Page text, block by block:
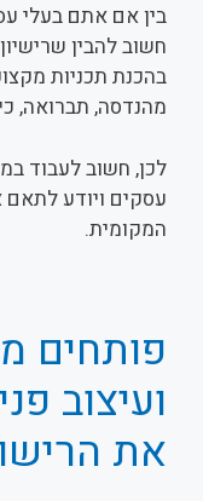
בין אם אתם בעלי
חשוב להבין
בהכנת תכניות
מהנדסה, תברואה,
לכן, חשוב לעבוד
עסקים ויודע
המקומית.
פותחים
ועיצוב
את